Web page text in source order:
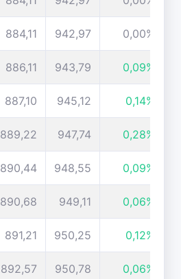
884,11 942,97 0,00%
886,11 943,79 0,09%
887,10 945,12 0,14%
889,22 947,74 0,28%
890,44 948,55 0,09%
890,68 949,11 0,06%
891,21 950,25 0,12%
892,57 950,78 0,06%